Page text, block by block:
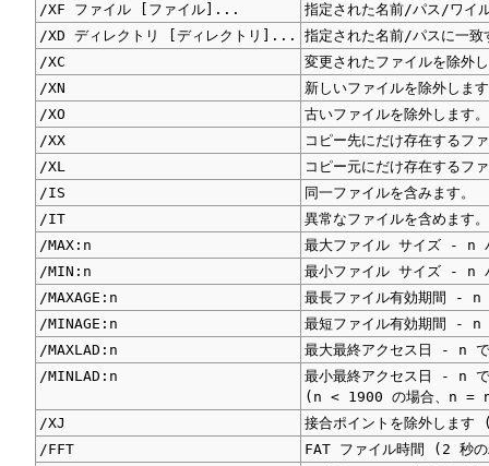
/XF ファイル [ファイル]...
指定された名前/パス/ワイ
/XD ディレクトリ [ディレクトリ]...
指定された名前/パスに一致
/XC
変更されたファイルを除外
/XN
新しいファイルを除外しま
/XO
古いファイルを除外します。
/XX
コピー先にだけ存在するフ
/XL
コピー元にだけ存在するフ
/IS
同一ファイルを含みます。
/IT
異常なファイルを含めます。
/MAX:n
最大ファイル サイズ - n
/MIN:n
最小ファイル サイズ - n
/MAXAGE:n
最長ファイル有効期間 - n
/MINAGE:n
最短ファイル有効期間 - n
/MAXLAD:n
最大最終アクセス日 - n で
/MINLAD:n
最小最終アクセス日 - n で
(n < 1900 の場合、n = n
/XJ
接合ポイントを除外します
/FFT
FAT ファイル時間 (2 秒